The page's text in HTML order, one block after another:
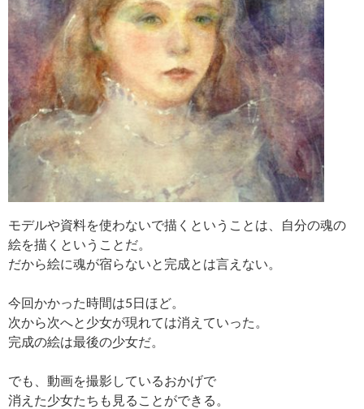
モデルや資料を使わないで描くということは、自分の魂の
絵を描くということだ。
だから絵に魂が宿らないと完成とは言えない。
今回かかった時間は5日ほど。
次から次へと少女が現れては消えていった。
完成の絵は最後の少女だ。
でも、動画を撮影しているおかげで
消えた少女たちも見ることができる。